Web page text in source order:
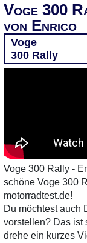
Voge 300
von Enrico
Voge
300 Rally
Voge 300 Rally -
schöne Voge 300
motorradtest.de!
Du möchtest auch
vorstellen? Das ist
drehe ein kurzes